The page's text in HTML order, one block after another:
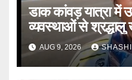
डाक कांवड़ यात्रा में
व्यवस्थाओं से
AUG 9, 2026